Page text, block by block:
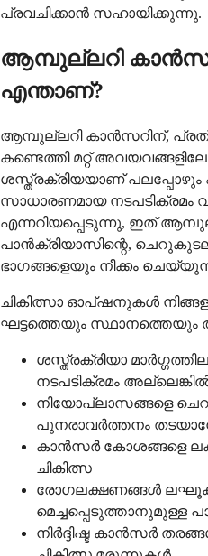
പ്രവചിക്കാൻ സഹായിക്കുന്നു.
ആമ്പുല്ലറി
എന്താണ്?
ആമ്പുല്ലറി കാൻസറിന്,
കണ്ടെത്തി മറ്റ്
ശസ്ത്രക്രിയയാണ് പലപ്പോഴും
സാധാരണമായ നടപടിക്രമം
എന്നറിയപ്പെടുന്നു, ഇത്
പാൻക്രിയാസിന്റെ,
ഭാഗങ്ങളെയും നീക്കം
ചികിത്സാ ഓപ്ഷനുകൾ
ഘട്ടത്തെയും സ്ഥാനത്തെയും
ശസ്ത്രക്രിയാ
നടപടിക്രമം
നിയോപ്ലാസങ്ങളെ
പുനരാവർത്തനം
കാൻസർ കോശങ്ങളെ
ചികിത്സ
രോഗലക്ഷണങ്ങൾ
മെച്ചപ്പെടുത്താനുമുള്ള
നിർദ്ദിഷ്ട കാൻസർ